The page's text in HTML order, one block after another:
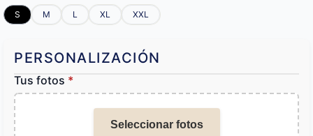
S M L XL XXL
PERSONALIZACIÓN
Tus fotos *
Seleccionar fotos